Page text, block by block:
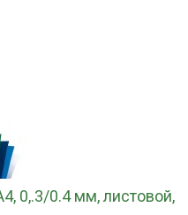
0,.3/0.4 мм, листовой,